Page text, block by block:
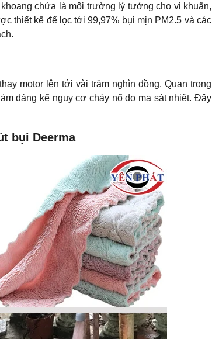
chứa là môi trường lý tưởng cho vi khuẩn,
thiết kế để lọc tới 99,97% bụi mịn PM2.5 và các
motor lên tới vài trăm nghìn đồng. Quan trọng
đáng kể nguy cơ cháy nổ do ma sát nhiệt. Đây
bụi Deerma